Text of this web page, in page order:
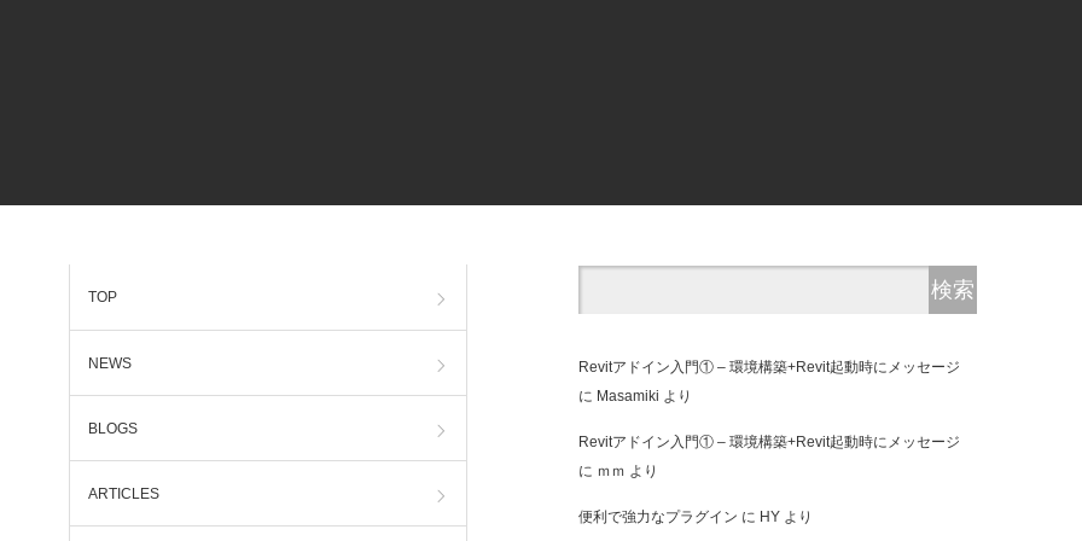
TOP
NEWS
BLOGS
ARTICLES
Revitアドイン入門① – 環境構築+Revit起動時にメッセージ
に Masamiki より
Revitアドイン入門① – 環境構築+Revit起動時にメッセージ
に ｍｍ より
便利で強力なプラグイン に HY より